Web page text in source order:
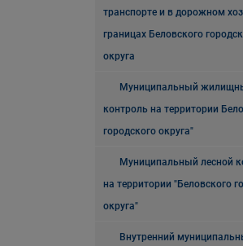
транспорте и в дорожном
границах Беловского
округа
Муниципальный
контроль на территории
городского округа"
Муниципальный лесной
на территории "Беловского
округа"
Внутренний